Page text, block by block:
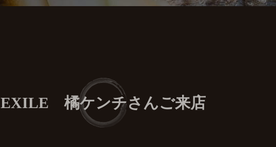
EXILE 橘ケンチさんご来店